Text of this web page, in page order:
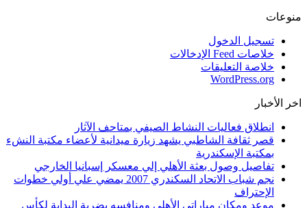
منوعات
تسجيل الدخول
خلاصات Feed الإدخالات
خلاصة التعليقات
WordPress.org
اخر الأخبار
انطلاق فعاليات النشاط الصيفي بمتاحف الآثار
قصر ثقافة الشاطبي يشهد زيارة ميدانية لأعضاء مكتبة النشء
بمكتبة الإسكندرية
تفاصيل وصول بعثة الأهلي إلي معسكر إسبانيا الخارجي
نجم شباب الاتحاد السكندري 2007 يمضي علي أولي خطوات
الإحتراف
موعد ومكان مباراتي الأهلي ومنافسه بضربة البداية لكأس